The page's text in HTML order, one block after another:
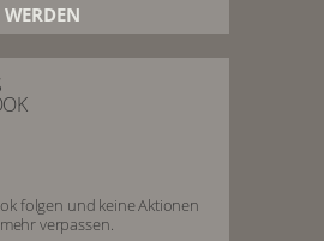
folgen und keine Aktionen
verpassen.